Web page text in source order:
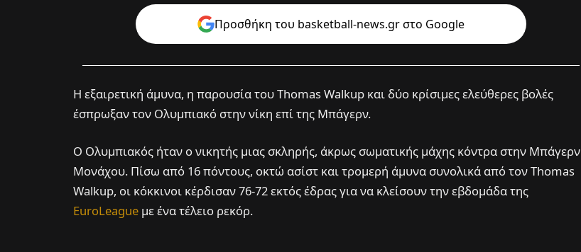
Προσθήκη του basketball-news.gr στo Google
Η εξαιρετική άμυνα, η παρουσία του Thomas Walkup και δύο κρίσιμες ελεύθερες βολές
έσπρωξαν τον Ολυμπιακό στην νίκη επί της Μπάγερν.
Ο Ολυμπιακός ήταν ο νικητής μιας σκληρής, άκρως σωματικής μάχης κόντρα στην Μπάγερν
Μονάχου. Πίσω από 16 πόντους, οκτώ ασίστ και τρομερή άμυνα συνολικά από τον Thomas
Walkup, οι κόκκινοι κέρδισαν 76-72 εκτός έδρας για να κλείσουν την εβδομάδα της
EuroLeague με ένα τέλειο ρεκόρ.